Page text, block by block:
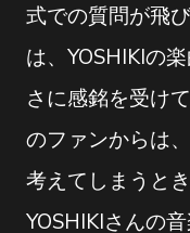
式での質問が飛
は、YOSHIKIの
さに感銘を受け
のファンからは
考えてしまうと
YOSHIKIさんの